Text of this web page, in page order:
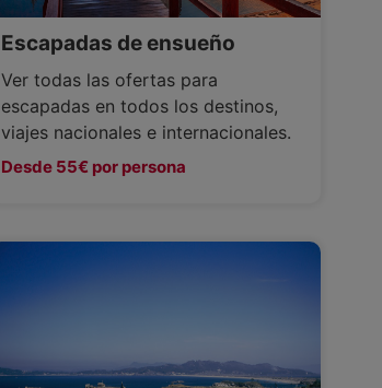
Escapadas de ensueño
Ver todas las ofertas para
escapadas en todos los destinos,
viajes nacionales e internacionales.
Desde 55€ por persona